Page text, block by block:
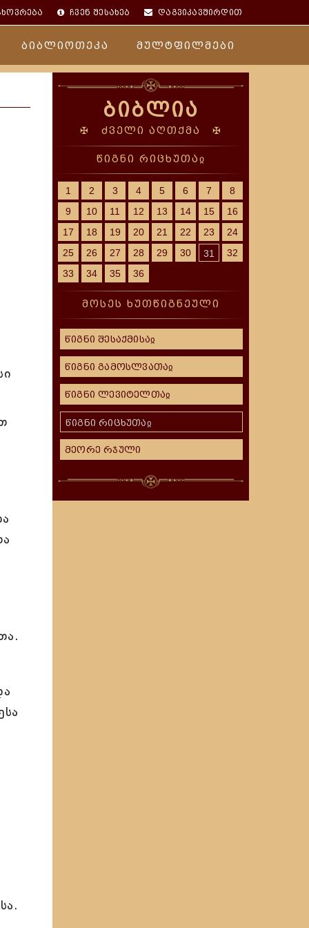
ჩვენ შესახებ დაგვიკავშირდით
ბიბლიოთეკა მულტფილმები
ბიბლია
✠ ძველი აღთქმა ✠
წიგნი რიცხუთაჲ
1 2 3 4 5 6 7
8
9
10 11 12 13 14 15
16
17
18 19 20 21 22 23
24
25
26 27 28 29 30 31
32
33
34 35 36
მოსეს ხუთწიგნეული
წიგნი შესაქმისაჲ
წიგნი გამოსლვათაჲ
წიგნი ლევიტელთაჲ
წიგნი რიცხუთაჲ
მეორე რჯული